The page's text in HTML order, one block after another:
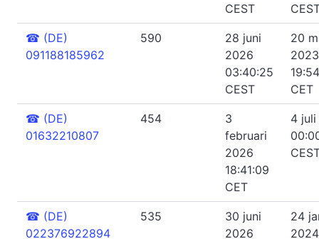
CEST
☎ (DE)
091188185962
590
28 juni
2026
03:40:25
CEST
20
2023
CET
☎ (DE)
01632210807
454
3
februari
2026
18:41:09
CET
4
☎ (DE)
022376922894
535
30 juni
2026
24
2024